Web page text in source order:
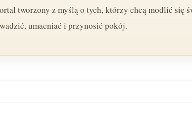
tworzony z myślą o tych, którzy chcą modlić się
umacniać i przynosić pokój.